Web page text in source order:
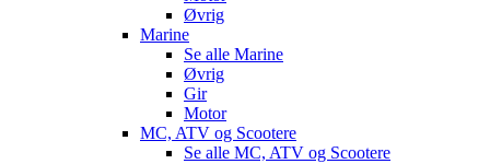
Øvrig
Marine
Se alle Marine
Øvrig
Gir
Motor
MC, ATV og Scootere
Se alle MC, ATV og Scootere